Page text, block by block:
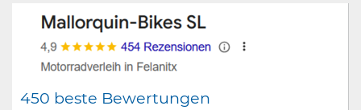
450 beste Bewertungen